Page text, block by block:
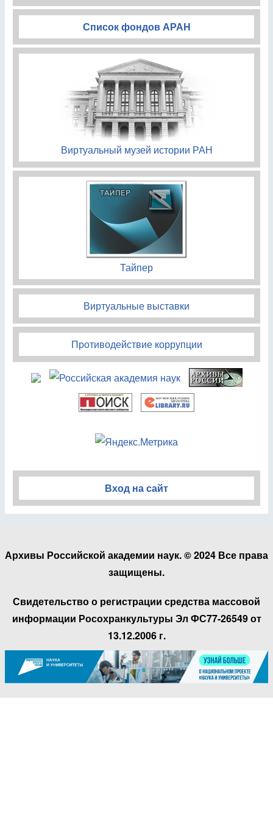
Список фондов АРАН
Виртуальный музей истории РАН
Тайпер
Виртуальные выставки
Противодействие коррупции
Вход на сайт
Архивы Российской академии наук. © 2024 Все права
защищены.
Свидетельство о регистрации средства массовой
информации Росохранкультуры Эл ФС77-26549 от
13.12.2006 г.